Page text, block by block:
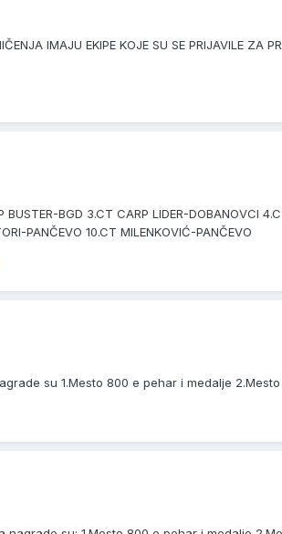
IMAJU EKIPE KOJE SU SE PRIJAVILE ZA
BUSTER-BGD 3.CT CARP LIDER-DOBANOVCI
PANČEVO 10.CT MILENKOVIĆ-PANČEVO
su 1.Mesto 800 e pehar i medalje